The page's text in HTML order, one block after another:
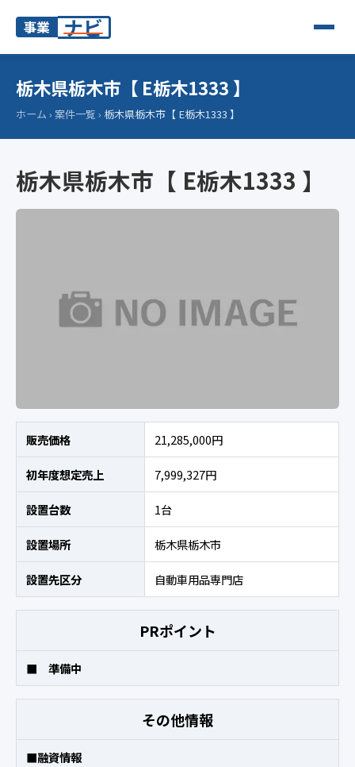
事業 ナビ
栃木県栃木市【 E栃木1333 】
ホーム › 案件一覧 › 栃木県栃木市【 E栃木1333 】
栃木県栃木市【 E栃木1333 】
販売価格 21,285,000円
初年度想定売上 7,999,327円
設置台数 1台
設置場所 栃木県栃木市
設置先区分 自動車用品専門店
PRポイント
■ 準備中
その他情報
■融資情報